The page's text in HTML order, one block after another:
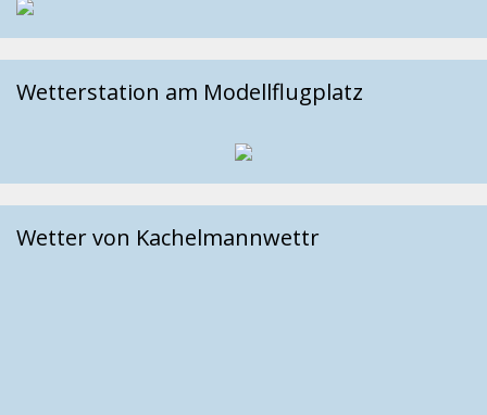
Wetterstation am Modellflugplatz
Wetter von Kachelmannwettr